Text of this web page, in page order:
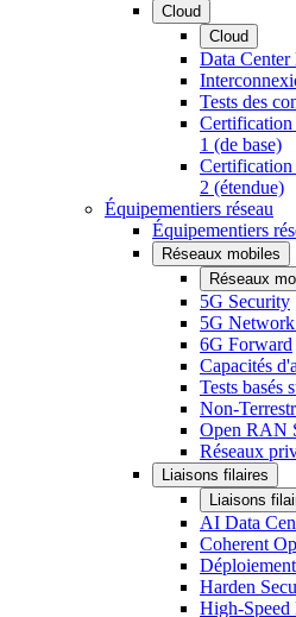
Cloud
Cloud
Data Center
Tests des
Certification
1 (de base)
Certification
2 (étendue)
Équipementiers réseau
Équipementiers
Réseaux mobiles
Réseaux
5G Security
5G
6G Forward
Capacités
Tests basés
Non-
Open RAN
Réseaux
Liaisons filaires
Liaisons
AI Data
Coherent
Harden
High-Speed